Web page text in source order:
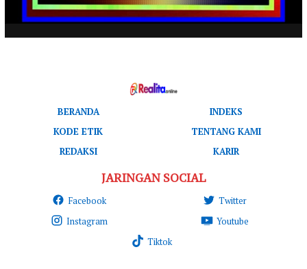
BERANDA
INDEKS
KODE ETIK
TENTANG KAMI
REDAKSI
KARIR
JARINGAN SOCIAL
Facebook
Twitter
Instagram
Youtube
Tiktok